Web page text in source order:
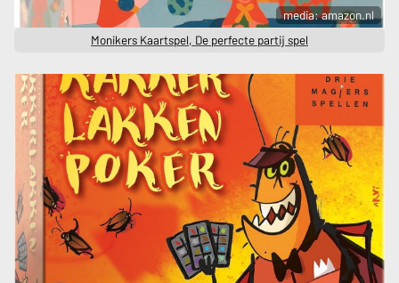
media: amazon.nl
Monikers Kaartspel, De perfecte partij spel